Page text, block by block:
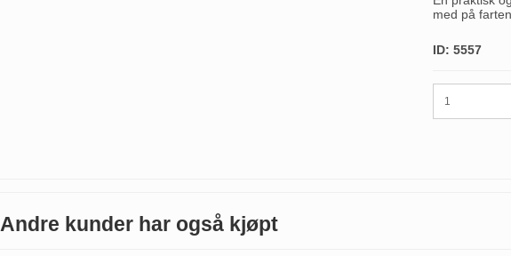
med på farten.
ID: 5557
Andre kunder har også kjøpt